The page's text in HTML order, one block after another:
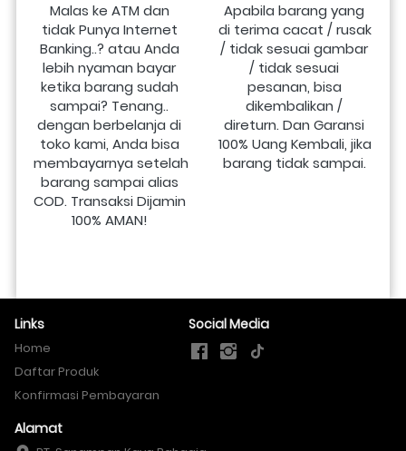
Malas ke ATM dan
tidak Punya Internet
Banking..? atau Anda
lebih nyaman bayar
ketika barang sudah
sampai? Tenang..
dengan berbelanja di
toko kami, Anda bisa
membayarnya setelah
barang sampai alias
COD. Transaksi Dijamin
100% AMAN!
Apabila barang yang
di terima cacat / rusak
/ tidak sesuai gambar
/ tidak sesuai
pesanan, bisa
dikembalikan /
direturn. Dan Garansi
100% Uang Kembali, jika
barang tidak sampai.
Links
Home
Daftar Produk
Konfirmasi Pembayaran
Social Media
Alamat